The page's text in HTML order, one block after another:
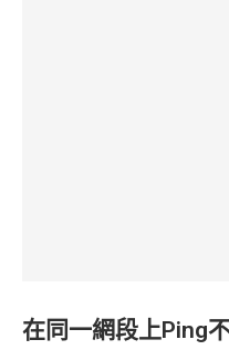
在同一網段上Ping